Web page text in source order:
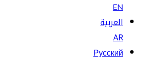
EN
العربية
AR
Русский